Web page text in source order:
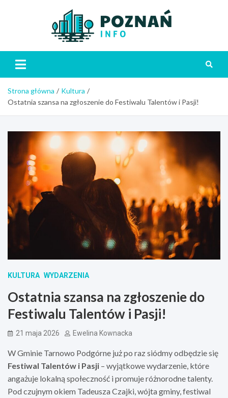
Strona główna
Kultura
Ostatnia szansa na zgłoszenie do Festiwalu Talentów i Pasji!
KULTURA WYDARZENIA
Ostatnia szansa na zgłoszenie do
Festiwalu Talentów i Pasji!
21 maja 2026 Ewelina Kownacka
W Gminie Tarnowo Podgórne już po raz siódmy odbędzie się
Festiwal Talentów i Pasji – wyjątkowe wydarzenie, które
angażuje lokalną społeczność i promuje różnorodne talenty.
Pod czujnym okiem Tadeusza Czajki, wójta gminy, festiwal